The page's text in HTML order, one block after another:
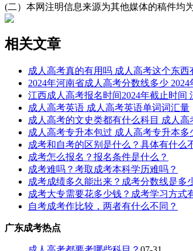
(二）本网注明信息来源为其他媒体的稿件均
相关文章
成人高考真的有用吗 成人高考这个东西
2024年河南省成人高考分数线多少
江西成人高考报名时间2024年截止时间
成人高考英语 成人高考英语单词词汇量
成人高考的文史类都有什么科目 成人
成人高考专升本包过 成人高考专升本多
成考和自考的区别是什么？具体有什么
成考怎么报名？报名条件是什么？
成考难吗？考取成考本科学历难吗？
成考成绩多久能出来？成考分数线是多
成考大专需要花多少钱？成考学习方式
自考成考作比较，两者有什么不同？
广东成考热点